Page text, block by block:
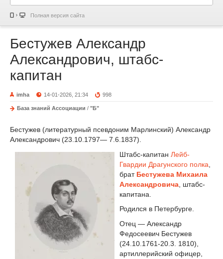
Полная версия сайта
Бестужев Александр
Александрович, штабс-
капитан
imha 14-01-2026, 21:34 998
База знаний Ассоциации / "Б"
Бестужев (литературный псевдоним Марлинский) Александр
Александрович (23.10.1797— 7.6.1837).
Штабс-капитан Лейб-
Гвардии Драгунского полка
брат Бестужева Михаила
Александровича , штабс-
капитана.
Родился в Петербурге.
Отец — Александр
Федосеевич Бестужев
(24.10.1761-20.3. 1810),
артиллерийский офицер,